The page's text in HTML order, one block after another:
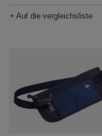
+ Auf die vergleichsliste